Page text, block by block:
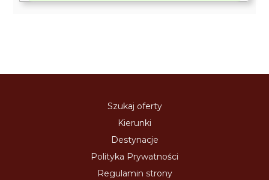
Szukaj oferty
Kierunki
Destynacje
Polityka Prywatności
Regulamin strony